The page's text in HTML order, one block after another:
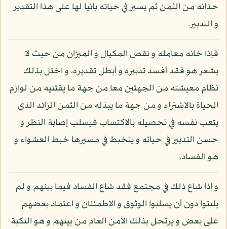
حذائه من الثمن ثم يسير في حياته بانيا لها على هذا التقدير
و التدبير.
فإذا خانه معامله و نقص المكيال و الميزان من حيث لا
يشعر هو فقد أفسد تدبيره و أبطل تقديره، و اختل بذلك
نظام معيشته من الجهتين معا من جهة ما يقتنيه من لوازم
الحياة بالاشتراء و من جهة ما يبذله من الثمن الزائد الذي
يتعب نفسه في تحصيله بالاكتساب فيسلب إصابة النظر و
حسن التدبير في حياته و يتخبط في مسيرها خبط العشواء و
هو الفساد.
و إذا شاع ذلك في مجتمع فقد شاع الفساد فيما بينهم و لم
يلبثوا دون أن يسلبوا الوثوق و الاطمئنان و اعتماد بعضهم
على بعض و يرتحل بذلك الأمن العام من بينهم و هو النكبة